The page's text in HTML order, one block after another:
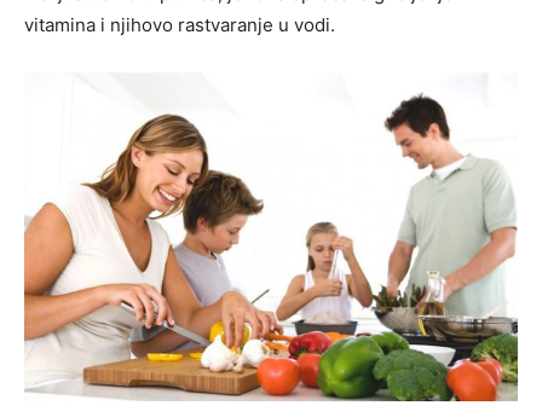
vitamina i njihovo rastvaranje u vodi.